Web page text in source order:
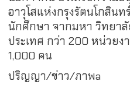
อาวุโสแห่งกรุงรัตนโกสิน
นักศึกษา จากมหา วิทยาลั
ประเทศ กว่า 200 หน่วย
1,000 คน
ปริญญา/ข่าว/ภาพa